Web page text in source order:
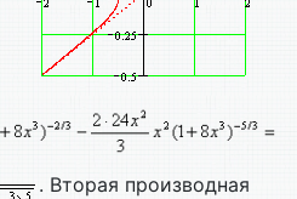
. Вторая производная